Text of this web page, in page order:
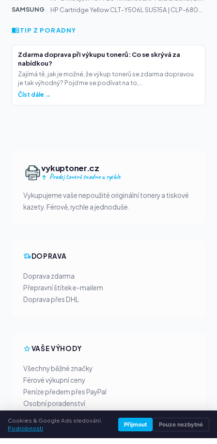
SAMSUNG
TIP Z PORADNY
Zdarma doprava při výkupu tonerů: Co se skrývá za
nabídkou?
Zajímá tě, jak je možné, že výkup tonerů se zdarma dopravou
je tak výhodný? Pojďme se podívat na to,...
Číst dále →
vykuptoner.cz
Prodej tonerů snadno a rychle
Vykupujeme vaše nepoužité originální tonery a tiskové
kazety. Férově, rychle a jednoduše.
DOPRAVA
Doprava zdarma
Přepravní štítek e-mailem
Doprava přes DHL
VAŠE VÝHODY
Všechny běžné značky
Férové výkupní ceny
Peníze předem přes PayPal
Osobní poradenství
Cookies & Google Ads sledování.
Podrobnosti
Přijmout Pouze nezbytné